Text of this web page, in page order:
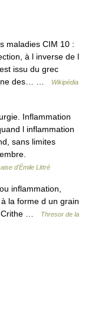
maladies CIM 10 :
à l inverse de l
issu du grec
des… …
Wikipédia
Inflammation
l inflammation
sans limites
d'Émile Littré
inflammation,
la forme d un grain
Crithe …
Thresor de la